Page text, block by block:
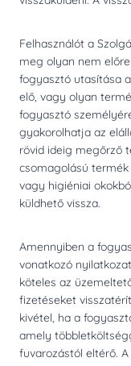
Felhasználót a
meg olyan nem
fogyasztó utasítása
elő, vagy olyan
fogyasztó
gyakorolhatja az
rövid ideig megőrző
csomagolású
vagy higiéniai
küldhető vissza.
Amennyiben a
vonatkozó
köteles az
fizetéseket
kivétel, ha a
amely
fuvarozástól eltérő.